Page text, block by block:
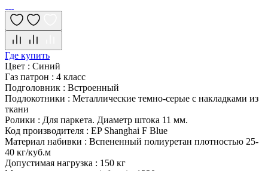
Где купить
Цвет : Синий
Газ патрон : 4 класс
Подголовник : Встроенный
Подлокотники : Металлические темно-серые с накладками из
ткани
Ролики : Для паркета. Диаметр штока 11 мм.
Код производителя : EP Shanghai F Blue
Материал набивки : Вспененный полиуретан плотностью 25-
40 кг/куб.м
Допустимая нагрузка : 150 кг